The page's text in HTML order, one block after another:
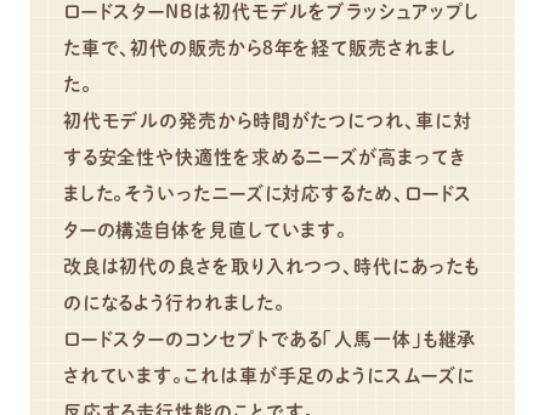
ロードスターNBは初代モデルをブラッシュアップし
た車で、初代の販売から8年を経て販売されまし
た。
初代モデルの発売から時間がたつにつれ、車に対
する安全性や快適性を求めるニーズが高まってき
ました。そういったニーズに対応するため、ロードス
ターの構造自体を見直しています。
改良は初代の良さを取り入れつつ、時代にあったも
のになるよう行われました。
ロードスターのコンセプトである「人馬一体」も継承
されています。これは車が手足のようにスムーズに